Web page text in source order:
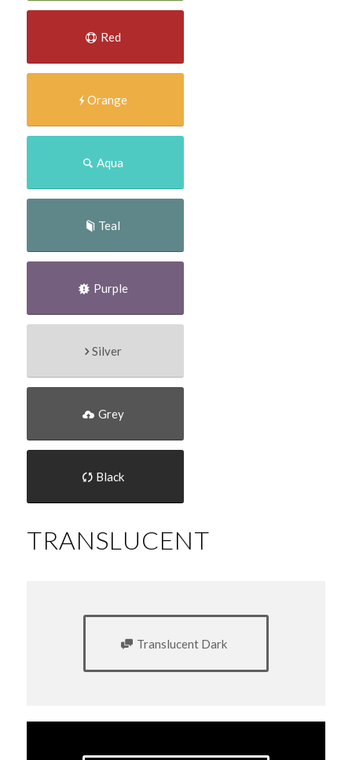
Red
Orange
Aqua
Teal
Purple
Silver
Grey
Black
TRANSLUCENT
Translucent Dark